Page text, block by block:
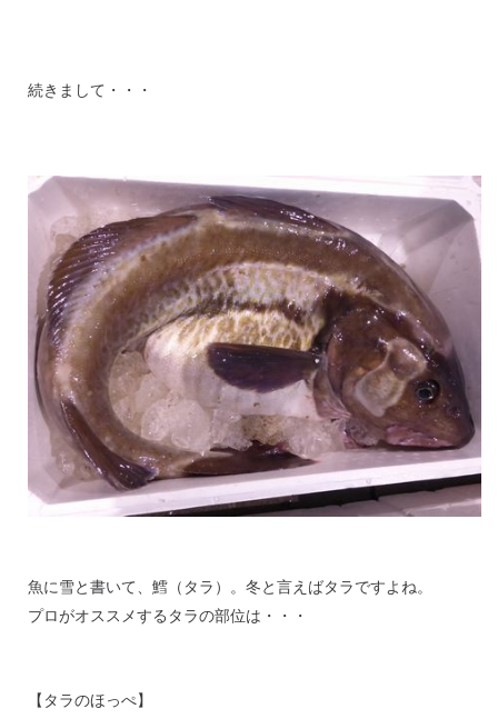
続きまして・・・
魚に雪と書いて、鱈（タラ）。冬と言えばタラですよね。
プロがオススメするタラの部位は・・・
【タラのほっぺ】